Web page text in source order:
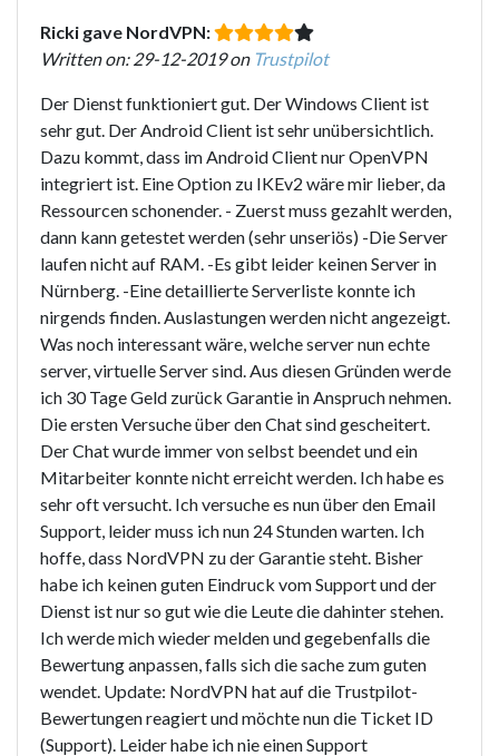
Ricki gave NordVPN:
Written on: 29-12-2019 on Trustpilot
Der Dienst funktioniert gut. Der Windows Client ist
sehr gut. Der Android Client ist sehr unübersichtlich.
Dazu kommt, dass im Android Client nur OpenVPN
integriert ist. Eine Option zu IKEv2 wäre mir lieber, da
Ressourcen schonender. - Zuerst muss gezahlt werden,
dann kann getestet werden (sehr unseriös) -Die Server
laufen nicht auf RAM. -Es gibt leider keinen Server in
Nürnberg. -Eine detaillierte Serverliste konnte ich
nirgends finden. Auslastungen werden nicht angezeigt.
Was noch interessant wäre, welche server nun echte
server, virtuelle Server sind. Aus diesen Gründen werde
ich 30 Tage Geld zurück Garantie in Anspruch nehmen.
Die ersten Versuche über den Chat sind gescheitert.
Der Chat wurde immer von selbst beendet und ein
Mitarbeiter konnte nicht erreicht werden. Ich habe es
sehr oft versucht. Ich versuche es nun über den Email
Support, leider muss ich nun 24 Stunden warten. Ich
hoffe, dass NordVPN zu der Garantie steht. Bisher
habe ich keinen guten Eindruck vom Support und der
Dienst ist nur so gut wie die Leute die dahinter stehen.
Ich werde mich wieder melden und gegebenfalls die
Bewertung anpassen, falls sich die sache zum guten
wendet. Update: NordVPN hat auf die Trustpilot-
Bewertungen reagiert und möchte nun die Ticket ID
(Support). Leider habe ich nie einen Support